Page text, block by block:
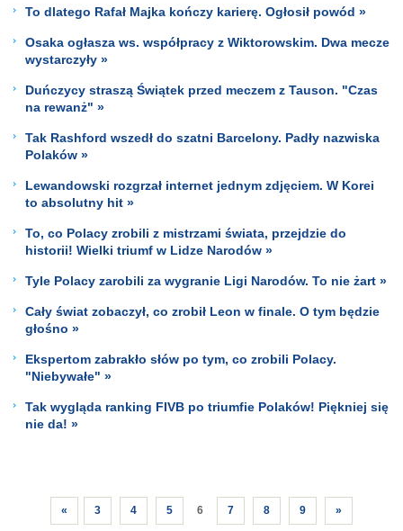
To dlatego Rafał Majka kończy karierę. Ogłosił powód »
Osaka ogłasza ws. współpracy z Wiktorowskim. Dwa mecze
wystarczyły »
Duńczycy straszą Świątek przed meczem z Tauson. "Czas
na rewanż" »
Tak Rashford wszedł do szatni Barcelony. Padły nazwiska
Polaków »
Lewandowski rozgrzał internet jednym zdjęciem. W Korei
to absolutny hit »
To, co Polacy zrobili z mistrzami świata, przejdzie do
historii! Wielki triumf w Lidze Narodów »
Tyle Polacy zarobili za wygranie Ligi Narodów. To nie żart »
Cały świat zobaczył, co zrobił Leon w finale. O tym będzie
głośno »
Ekspertom zabrakło słów po tym, co zrobili Polacy.
"Niebywałe" »
Tak wygląda ranking FIVB po triumfie Polaków! Piękniej się
nie da! »
« 3 4 5 6 7 8 9 »